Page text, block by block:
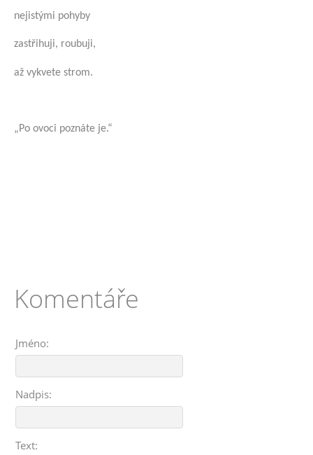
nejistými pohyby
zastřihuji, roubuji,
až vykvete strom.
„Po ovoci poznáte je.“
Komentáře
Jméno:
Nadpis:
Text: